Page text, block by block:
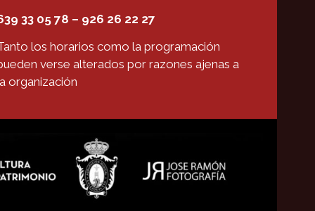
33 05 78 – 926 26 22 27
los horarios como la programación
verse alterados por razones ajenas a
organización